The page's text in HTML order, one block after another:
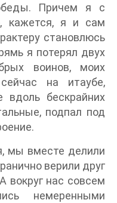
Причем я с
кажется, я и сам
становлюсь
я потерял двух
воинов, моих
на итаубе,
бескрайних
подпал под
мы вместе делили
верили друг
вокруг нас совсем
немеренными